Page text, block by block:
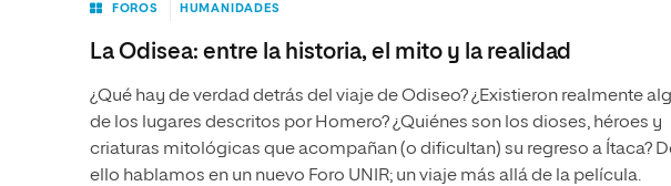
FOROS HUMANIDADES
La Odisea: entre la historia, el mito y la realidad
¿Qué hay de verdad detrás del viaje de Odiseo? ¿Existieron realmente
de los lugares descritos por Homero? ¿Quiénes son los dioses, héroes y
criaturas mitológicas que acompañan (o dificultan) su regreso a Ítaca?
ello hablamos en un nuevo Foro UNIR; un viaje más allá de la película.